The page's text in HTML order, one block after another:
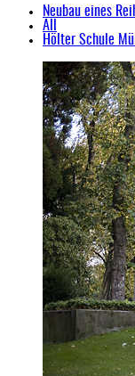
Neubau eines
All
Hölter Schule